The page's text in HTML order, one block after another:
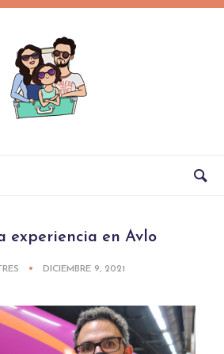
experiencia en Avlo
DICIEMBRE 9, 2021